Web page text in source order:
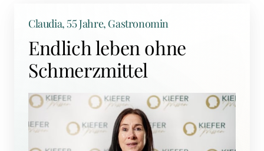
Claudia, 55 Jahre, Gastronomin
Endlich leben ohne
Schmerzmittel